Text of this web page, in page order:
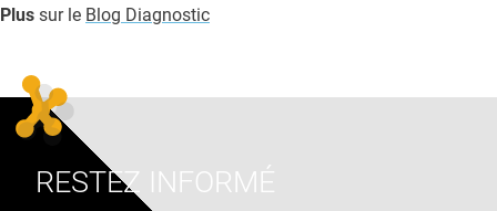
Plus sur le Blog Diagnostic
RESTEZ INFORMÉ